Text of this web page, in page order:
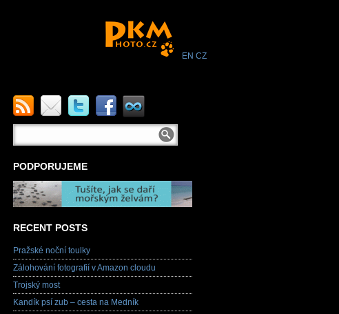
EN CZ
PODPORUJEME
RECENT POSTS
Pražské noční toulky
Zálohování fotografií v Amazon cloudu
Trojský most
Kandík psí zub – cesta na Medník